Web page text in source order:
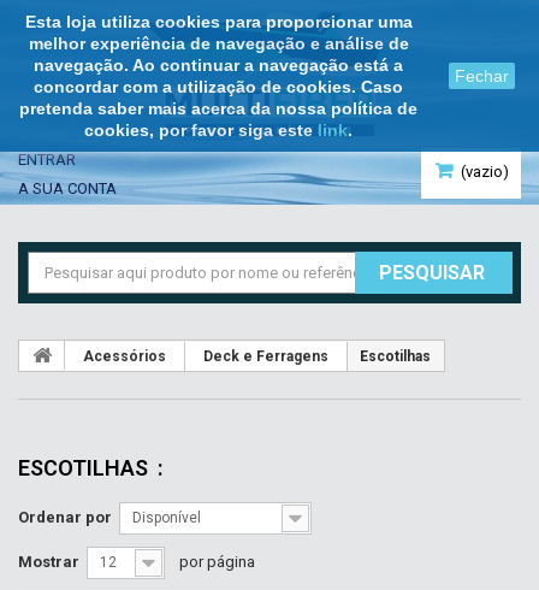
Esta loja utiliza cookies para proporcionar uma
melhor experiência de navegação e análise de
navegação. Ao continuar a navegação está a
concordar com a utilização de cookies. Caso
pretenda saber mais acerca da nossa política de
cookies, por favor siga este link.
Fechar
(vazio)
ENTRAR
A SUA CONTA
PESQUISAR
Acessórios Deck e Ferragens Escotilhas
ESCOTILHAS :
Ordenar por Disponível
Mostrar 12 por página